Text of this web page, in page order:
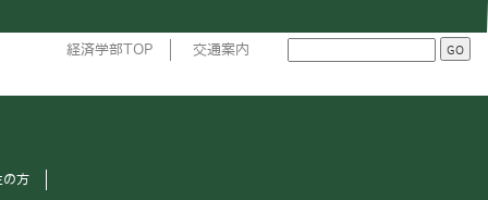
経済学部TOP 交通案内
の方